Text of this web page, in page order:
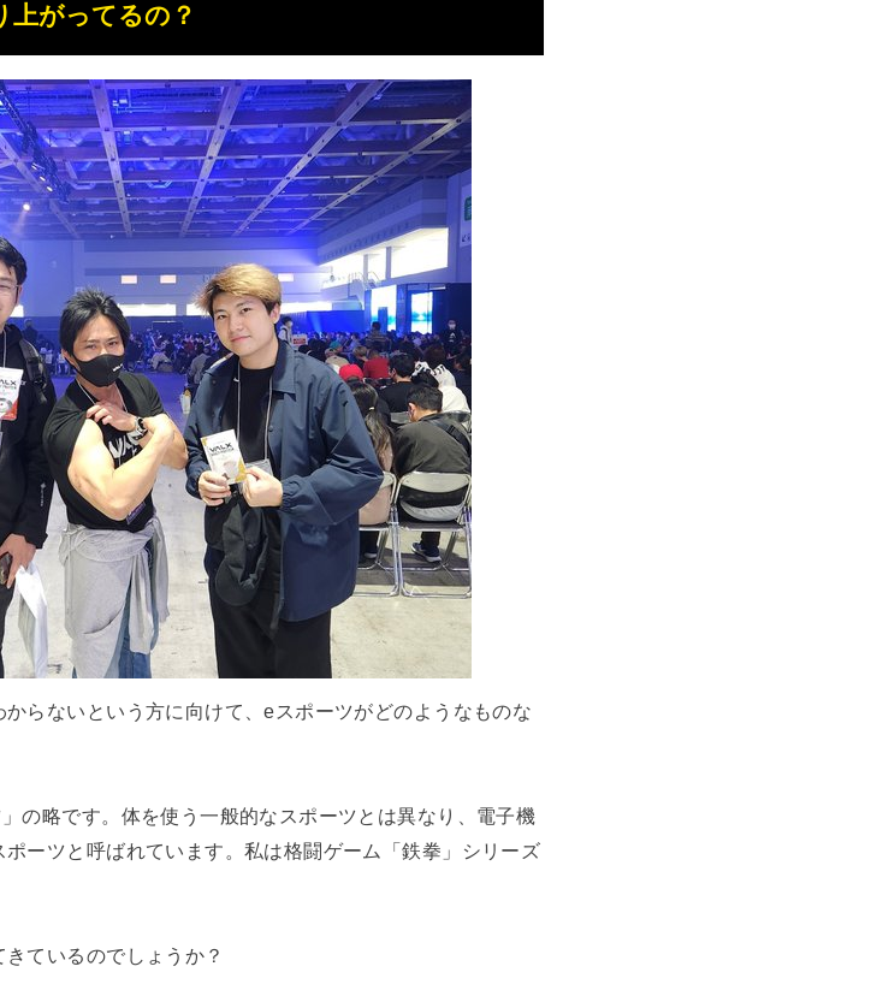
上がってるの？
らないという方に向けて、eスポーツがどのようなものな
の略です。体を使う一般的なスポーツとは異なり、電子機
ーツと呼ばれています。私は格闘ゲーム「鉄拳」シリーズ
ているのでしょうか？